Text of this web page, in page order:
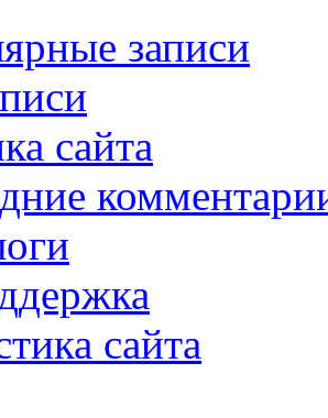
записи
сайта
сайта